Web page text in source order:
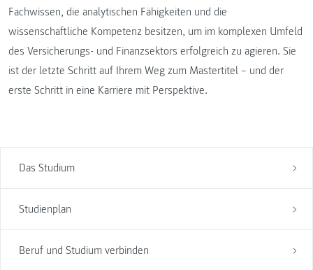
Das Studium
Studienplan
Beruf und Studium verbinden
Fachwissen, die analytischen Fähigkeiten und die
wissenschaftliche Kompetenz besitzen, um im komplexen Umfeld
des Versicherungs- und Finanzsektors erfolgreich zu agieren. Sie
ist der letzte Schritt auf Ihrem Weg zum Mastertitel – und der
erste Schritt in eine Karriere mit Perspektive.